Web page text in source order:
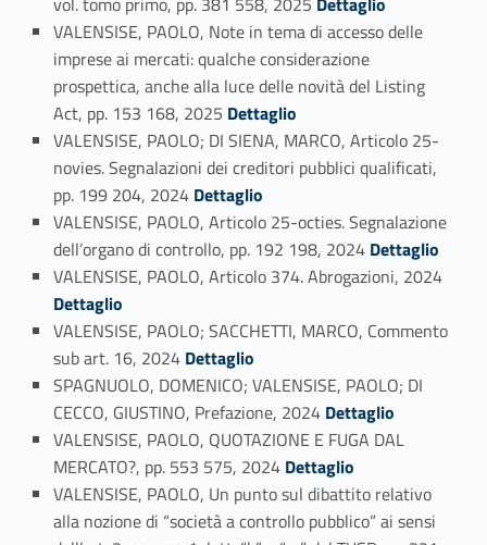
VALENSISE, PAOLO, Note in tema di accesso delle
imprese ai mercati: qualche considerazione
prospettica, anche alla luce delle novità del Listing
Act, pp. 153 168, 2025 Link identifier #identifier_person_195344-33
Dettaglio
VALENSISE, PAOLO; DI SIENA, MARCO, Articolo 25-
novies. Segnalazioni dei creditori pubblici qualificati,
pp. 199 204, 2024 Link identifier #identifier_person_56681-34
Dettaglio
VALENSISE, PAOLO, Articolo 25-octies. Segnalazione
dell’organo di controllo, pp. 192 198, 2024Link identifier #identifier_person_90339-35
Dettaglio
VALENSISE, PAOLO, Articolo 374. Abrogazioni, 2024
Dettaglio
VALENSISE, PAOLO; SACCHETTI, MARCO, Commento
sub art. 16, 2024 Link identifier #identifier_person_91763-37
Dettaglio
SPAGNUOLO, DOMENICO; VALENSISE, PAOLO; DI
CECCO, GIUSTINO, Prefazione, 2024 Link identifier #identifier_person_157204-38
Dettaglio
VALENSISE, PAOLO, QUOTAZIONE E FUGA DAL
MERCATO?, pp. 553 575, 2024 Link identifier #identifier_person_108854-39
Dettaglio
VALENSISE, PAOLO, Un punto sul dibattito relativo
alla nozione di “società a controllo pubblico” ai sensi